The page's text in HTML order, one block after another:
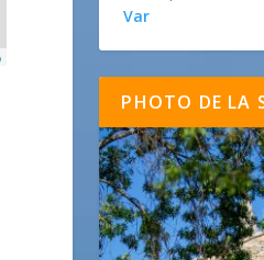
Var
PHOTO DE LA